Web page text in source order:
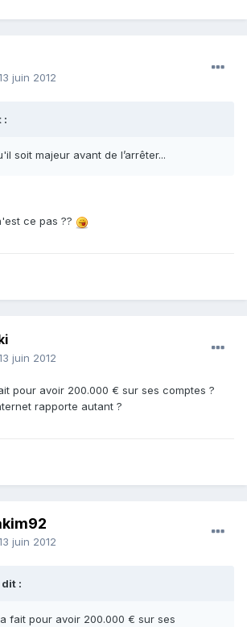
juin 2012
:
soit majeur avant de l’arrêter...
ce pas ??
juin 2012
pour avoir 200.000 € sur ses comptes ?
rapporte autant ?
juin 2012
:
fait pour avoir 200.000 € sur ses